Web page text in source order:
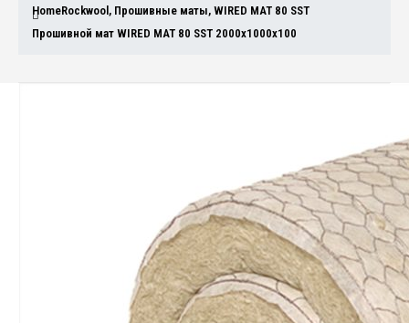
HomeRockwool , Прошивные маты, WIRED MAT 80 SST
Прошивной мат WIRED MAT 80 SST 2000x1000x100